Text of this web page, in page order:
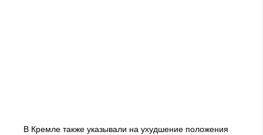
В Кремле также указывали на ухудшение положения